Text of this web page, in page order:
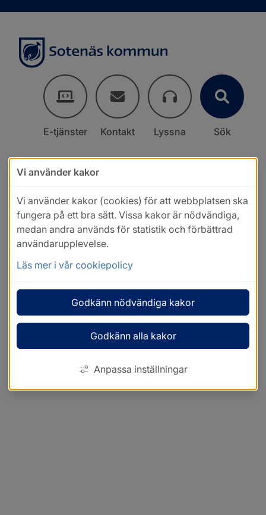
E-tjänster Kontakt Lyssna Sök
Vi använder kakor
Vi använder kakor (cookies) för att webbplatsen ska
fungera på ett bra sätt. Vissa kakor är nödvändiga,
medan andra används för statistik och förbättrad
användarupplevelse.
Läs mer i vår cookiepolicy
Godkänn nödvändiga kakor
Godkänn alla kakor
Anpassa inställningar